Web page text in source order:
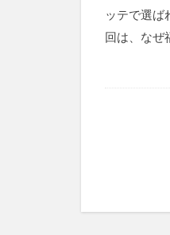
ッテで選ば
回は、なぜ